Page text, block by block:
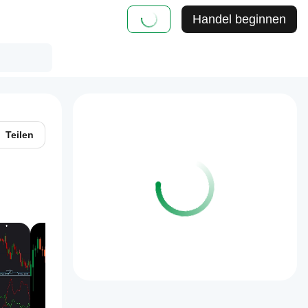
Handel beginnen
Teilen